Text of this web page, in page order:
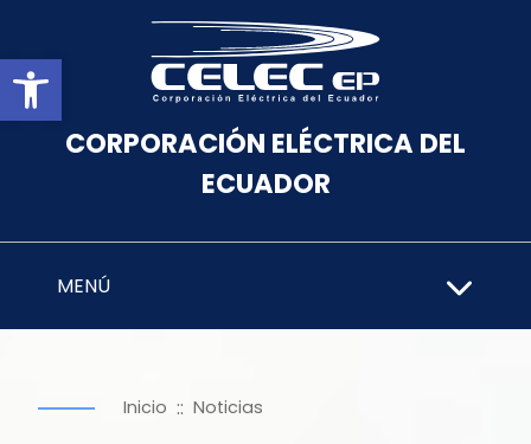
Abrir barra de herramientas
CORPORACIÓN ELÉCTRICA DEL
ECUADOR
MENÚ
Inicio :: Noticias